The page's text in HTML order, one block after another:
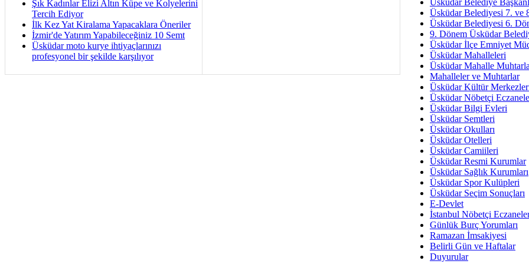
Şık Kadınlar Elizi Altın Küpe ve Kolyelerini
Tercih Ediyor
İlk Kez Yat Kiralama Yapacaklara Öneriler
İzmir'de Yatırım Yapabileceğiniz 10 Semt
Üsküdar moto kurye ihtiyaçlarınızı
profesyonel bir şekilde karşılıyor
İmar Sorunlarının Genel
Arakan
Bayramın
Ruhsal
Üsküdar
Üsküdar Belediye
Üsküdar Belediyesi 7. ve
Üsküdar Belediyesi 6.
9. Dönem Üsküdar
Üsküdar İlçe Emniyet
Üsküdar Mahalleleri
Üsküdar Mahalle
Mahalleler ve Muhtarlar
Üsküdar Kültür
Üsküdar Nöbetçi
Üsküdar Bilgi Evleri
Üsküdar Semtleri
Üsküdar Okulları
Üsküdar Otelleri
Üsküdar Camiileri
Üsküdar Resmi Kurumlar
Üsküdar Sağlık Kurumları
Üsküdar Spor Kulüpleri
Üsküdar Seçim Sonuçları
E-Devlet
İstanbul Nöbetçi
Günlük Burç Yorumları
Ramazan İmsakiyesi
Belirli Gün ve Haftalar
Duyurular